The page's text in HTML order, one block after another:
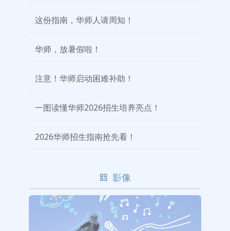
这份指南，华师人请周知！
华师，放暑假啦！
注意！华师启动困难补助！
一图读懂华师2026招生培养亮点！
2026华师招生指南抢先看！
影像